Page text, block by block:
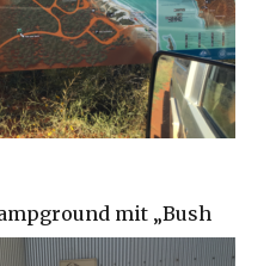
mit „Bush